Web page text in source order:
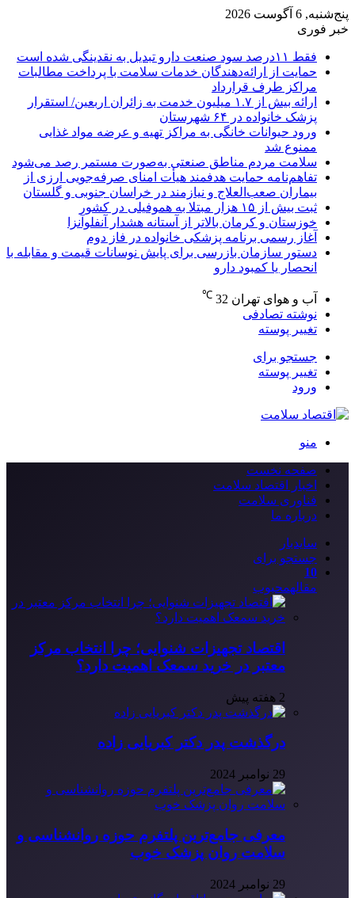
پنج‌شنبه, 6 آگوست 2026
خبر فوری
فقط ۱۱‌درصد سود صنعت دارو تبدیل به نقدینگی شده است
حمایت از ارائه‌دهندگان خدمات سلامت با پرداخت مطالبات
مراکز طرف قرارداد
ارائه بیش از ۱.۷ میلیون خدمت به زائران اربعین/ استقرار
پزشک خانواده در ۶۴ شهرستان
ورود حیوانات خانگی به مراکز تهیه و عرضه مواد غذایی
ممنوع شد
سلامت مردم مناطق صنعتی به‌صورت مستمر رصد می‌شود
تفاهم‌نامه حمایت هدفمند هیأت امنای صرفه‌جویی ارزی از
بیماران صعب‌العلاج و نیازمند در خراسان جنوبی و گلستان
ثبت بیش از ۱۵ هزار مبتلا به هموفیلی در کشور
خوزستان و کرمان بالاتر از آستانه هشدار آنفلوآنزا
آغاز رسمی برنامه پزشکی خانواده در فاز دوم
دستور سازمان بازرسی برای پایش نوسانات قیمت و مقابله با
انحصار یا کمبود دارو
آب و هوای تهران 32
℃
نوشته تصادفی
تغییر پوسته
جستجو برای
تغییر پوسته
ورود
منو
صفحه نخست
اخبار اقتصاد سلامت
فناوری سلامت
درباره ما
سایدبار
جستجو برای
10
مقالهمحبوب
اقتصاد تجهیزات شنوایی؛ چرا انتخاب مرکز
معتبر در خرید سمعک اهمیت دارد؟
2 هفته پیش
درگذشت پدر دکتر کبریایی زاده
29 نوامبر 2024
معرفی جامع‌ترین پلتفرم حوزه روانشناسی و
سلامت روان پزشک خوب
29 نوامبر 2024